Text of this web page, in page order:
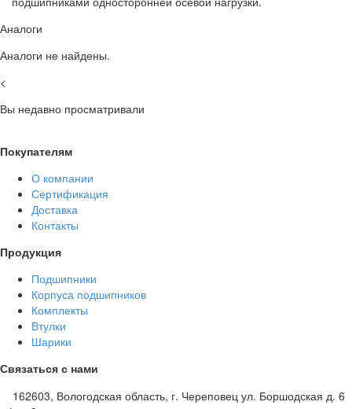
Аналоги
Аналоги не найдены.
<
Вы недавно просматривали
Покупателям
О компании
Сертификация
Доставка
Контакты
Продукция
Подшипники
Корпуса подшипников
Комплекты
Втулки
Шарики
Связаться с нами
162603, Вологодская область, г. Череповец ул. Боршодская д. 6